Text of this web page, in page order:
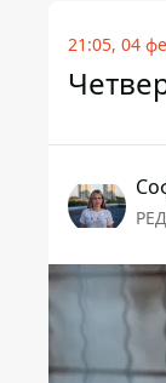
21:05, 04